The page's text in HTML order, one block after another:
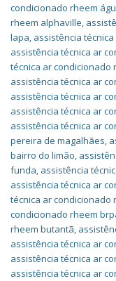
condicionado rheem
rheem alphaville,
lapa, assistência
assistência técnica ar
técnica ar
assistência técnica ar
assistência técnica ar
assistência técnica ar
assistência técnica ar
pereira de magalhães,
bairro do limão,
funda, assistência
assistência técnica ar
técnica ar condicionado
condicionado rheem
rheem butantã,
assistência técnica ar
assistência técnica ar
assistência técnica ar